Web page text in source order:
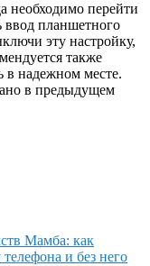
необходимо перейти
ввод планшетного
эту настройку,
также
в надежном месте.
в предыдущем
Мамба: как
и без него